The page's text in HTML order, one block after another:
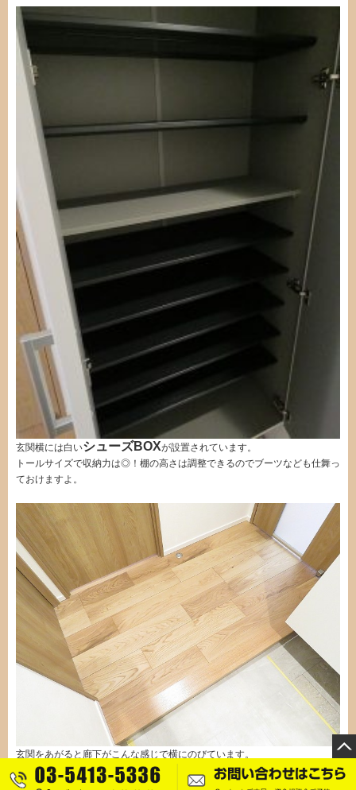
玄関横には白いシューズBOXが設置されています。
トールサイズで収納力は◎！棚の高さは調整できるのでブーツなども仕舞っ
ておけますよ。
玄関をあがると廊下がこんな感じで横にのびています。
右側の採光部のある扉をあけて気になるLDKから見ていきましょう！